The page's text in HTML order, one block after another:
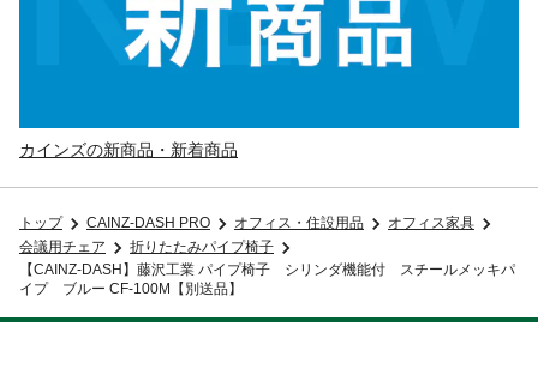
カインズの新商品・新着商品
トップ CAINZ-DASH PRO オフィス・住設用品
オフィス家具
会議用チェア
折りたたみパイプ椅子
【CAINZ-DASH】藤沢工業 パイプ椅子 シリンダ機能付 スチールメッキパ
イプ ブルー CF-100M【別送品】